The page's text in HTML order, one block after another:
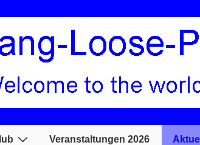
Veranstaltungen 2026